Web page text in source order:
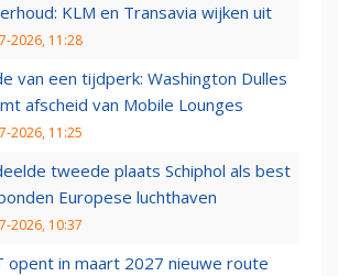
KLM en Transavia wijken uit
2026, 11:28
van een tijdperk: Washington Dulles
afscheid van Mobile Lounges
2026, 11:25
tweede plaats Schiphol als best
Europese luchthaven
2026, 10:37
opent in maart 2027 nieuwe route